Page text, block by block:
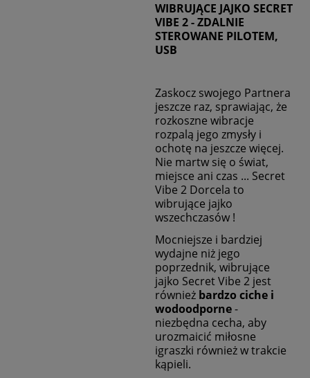
WIBRUJĄCE JAJKO SECRET
VIBE 2 - ZDALNIE
STEROWANE PILOTEM,
USB
Zaskocz swojego Partnera
jeszcze raz, sprawiając, że
rozkoszne wibracje
rozpalą jego zmysły i
ochotę na jeszcze więcej.
Nie martw się o świat,
miejsce ani czas ... Secret
Vibe 2 Dorcela to
wibrujące jajko
wszechczasów !
Mocniejsze i bardziej
wydajne niż jego
poprzednik, wibrujące
jajko Secret Vibe 2 jest
również bardzo ciche i
wodoodporne-
niezbędna cecha, aby
urozmaicić miłosne
igraszki również w trakcie
kąpieli.